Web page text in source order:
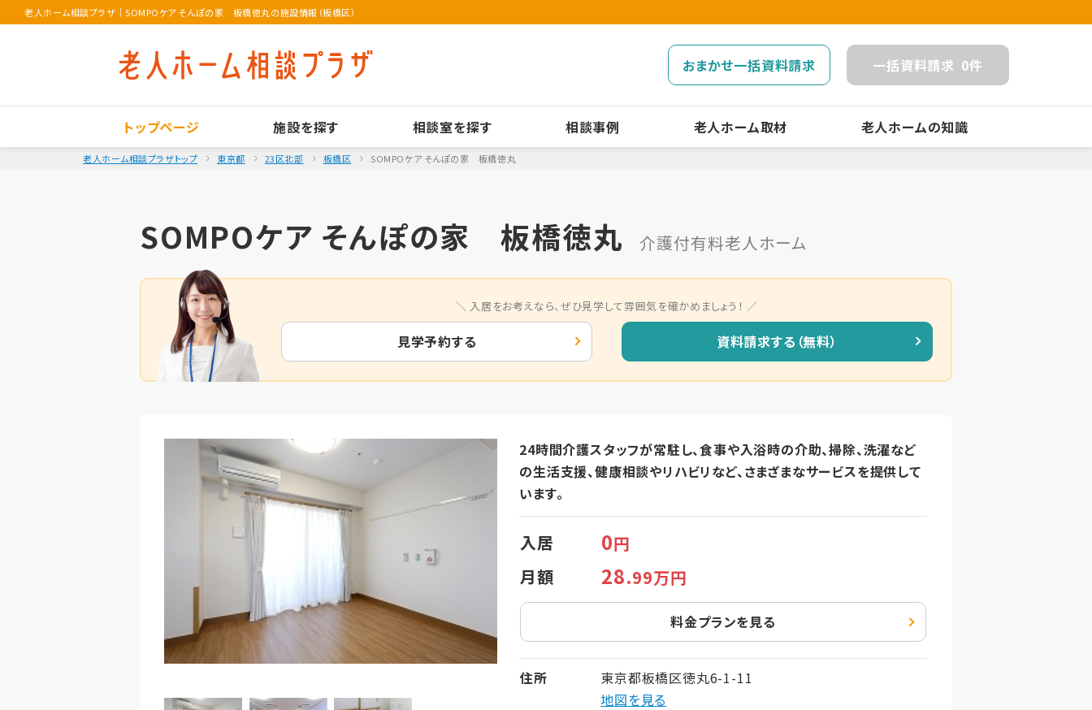
老人ホーム相談プラザ ｜SOMPOケア そんぽの家 板橋徳丸の施設情報（板橋区）
おまかせ一括資料請求 一括資料請求 0件
トップページ 施設を探す 相談室を探す 相談事例 老人ホーム取材 老人ホームの知識
老人ホーム相談プラザトップ 東京都 23区北部 板橋区 SOMPOケア そんぽの家 板橋徳丸
SOMPOケア そんぽの家 板橋徳丸 介護付有料老人ホーム
入居をお考えなら、ぜひ見学して雰囲気を確かめましょう！
見学予約する 資料請求する（無料）
24時間介護スタッフが常駐し、食事や入浴時の介助、掃除、洗濯など
の生活支援、健康相談やリハビリなど、さまざまなサービスを提供して
います。
入居 0円
月額
28.99万円
料金プランを見る
住所
東京都板橋区徳丸6-1-11
地図を見る